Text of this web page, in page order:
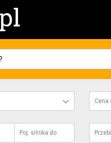
Cena
Poj. silnika do